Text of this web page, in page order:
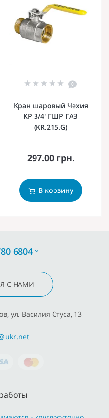
0
Кран шаровый Чехия
КР 3/4' ГШР ГАЗ
(KR.215.G)
297.00 грн.
В корзину
6804
С НАМИ
ул. Василия Стуса, 13